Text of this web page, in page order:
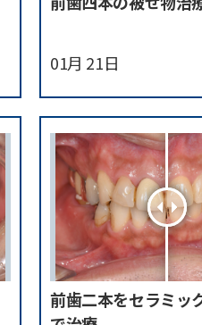
01月 21日
前歯二本をセラミッ